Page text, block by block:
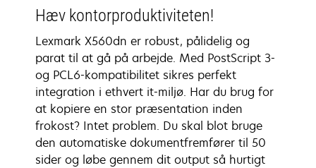
Hæv kontorproduktiviteten!
Lexmark X560dn er robust, pålidelig og
parat til at gå på arbejde. Med PostScript 3-
og PCL6-kompatibilitet sikres perfekt
integration i ethvert it-miljø. Har du brug for
at kopiere en stor præsentation inden
frokost? Intet problem. Du skal blot bruge
den automatiske dokumentfremfører til 50
sider og løbe gennem dit output så hurtigt